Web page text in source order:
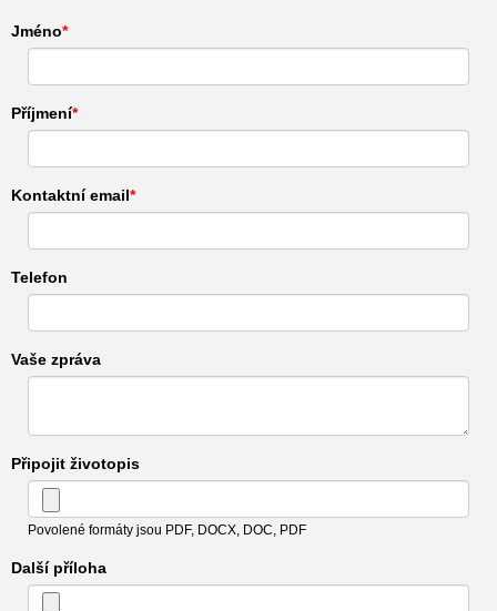
Jméno
Příjmení
Kontaktní email
Telefon
Vaše zpráva
Připojit životopis
Povolené formáty jsou PDF, DOCX, DOC, PDF
Další příloha